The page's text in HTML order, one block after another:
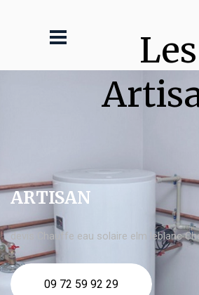
Les
ARTISAN
devis Chauffe eau solaire elm leblanc
09 72 59 92 29